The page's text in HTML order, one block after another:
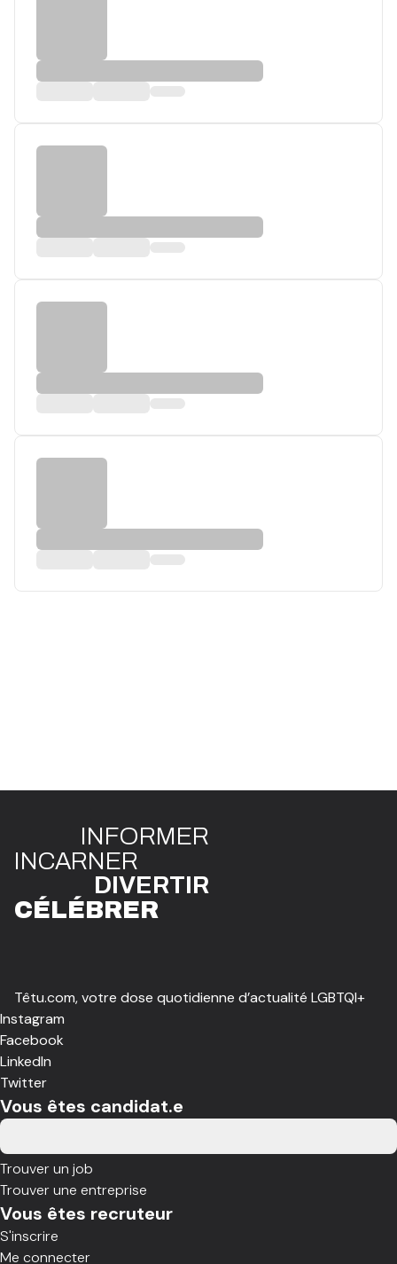
INFORMER
INCARNER
DIVERTIR
CÉLÉBRER
Têtu.com, votre dose quotidienne d’actualité LGBTQI+
Instagram
Facebook
LinkedIn
Twitter
Vous êtes candidat.e
Trouver un job
Trouver une entreprise
Vous êtes recruteur
S'inscrire
Me connecter